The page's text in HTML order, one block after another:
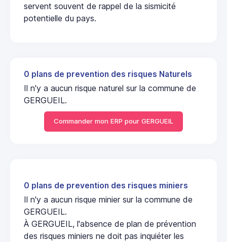
servent souvent de rappel de la sismicité
potentielle du pays.
0 plans de prevention des risques Naturels
Il n'y a aucun risque naturel sur la commune de
GERGUEIL.
Commander mon ERP pour GERGUEIL
0 plans de prevention des risques miniers
Il n'y a aucun risque minier sur la commune de
GERGUEIL.
À GERGUEIL, l'absence de plan de prévention
des risques miniers ne doit pas inquiéter les